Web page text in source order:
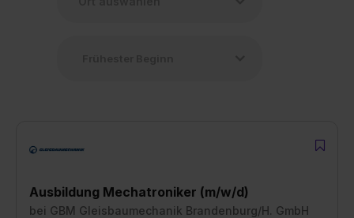
Ausbildung Mechatroniker (m/w/d)
bei GBM Gleisbaumechanik Brandenburg/H. GmbH